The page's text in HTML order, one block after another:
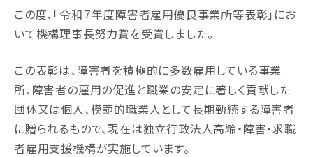
この度、「令和７年度障害者雇用優良事業所等表彰」にお
いて機構理事⻑努力賞を受賞しました。
この表彰は、障害者を積極的に多数雇用している事業
所、障害者の雇用の促進と職業の安定に著しく貢献した
団体又は個人、模範的職業人として⻑期勤続する障害者
に贈られるもので、現在は独立行政法人高齢・障害・求職
者雇用支援機構が実施しています。